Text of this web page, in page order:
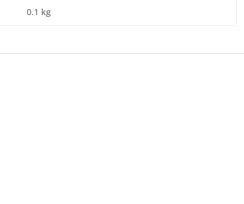
0.1 kg